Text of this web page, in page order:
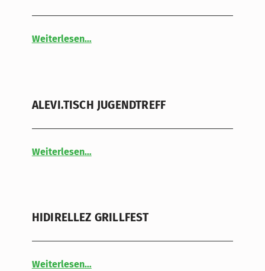
Weiterlesen…
ALEVI.TISCH JUGENDTREFF
Weiterlesen…
HIDIRELLEZ GRILLFEST
Weiterlesen…